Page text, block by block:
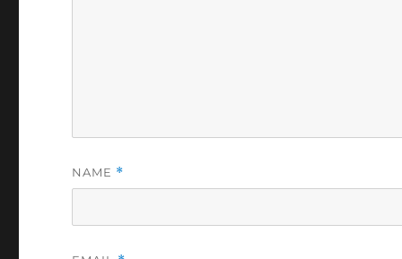
NAME *